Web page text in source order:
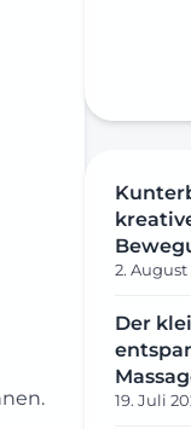
2. August
Der
19. Juli